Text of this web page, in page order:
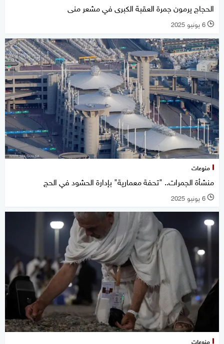
الحجاج يرمون جمرة العقبة الكبرى في مشعر منى
l 6 يونيو 2025
منوعات
منشأة الجمرات.. "تحفة معمارية" بإدارة الحشود في الحج
l 6 يونيو 2025
منوعات